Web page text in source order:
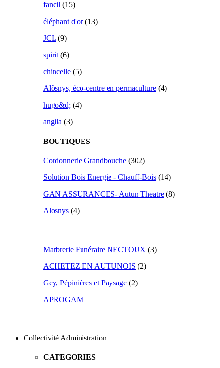
fancil (15)
éléphant d'or(13)
JCL (9)
spirit(6)
chincelle (5)
Alôsnys, éco-centre en permaculture (4)
hugo&d; (4)
angila (3)
BOUTIQUES
Cordonnerie Grandbouche (302)
Solution Bois Energie - Chauff-Bois (14)
GAN ASSURANCES- Autun Theatre (8)
Alosnys (4)
Marbrerie Funéraire NECTOUX (3)
ACHETEZ EN AUTUNOIS (2)
Gey, Pépinières et Paysage (2)
APROGAM
Collectivité Administration
CATEGORIES